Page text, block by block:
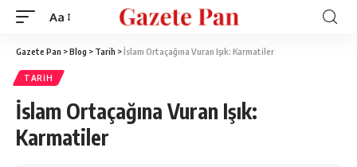
Aa
Gazete Pan >Blog > Tarih >İslam Ortaçağına Vuran Işık: Karmatiler
TARIH
İslam Ortaçağına Vuran Işık:
Karmatiler